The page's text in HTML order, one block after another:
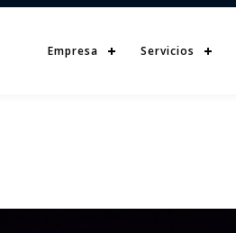
Empresa Servicios